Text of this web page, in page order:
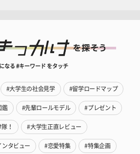
なる #キーワード をタッチ
#大学生の社会見学 #留学ロードマップ
鑑 #先輩ロールモデル #プレゼント
！ #大学生正直レビュー
ンタビュー #恋愛特集 #特集企画